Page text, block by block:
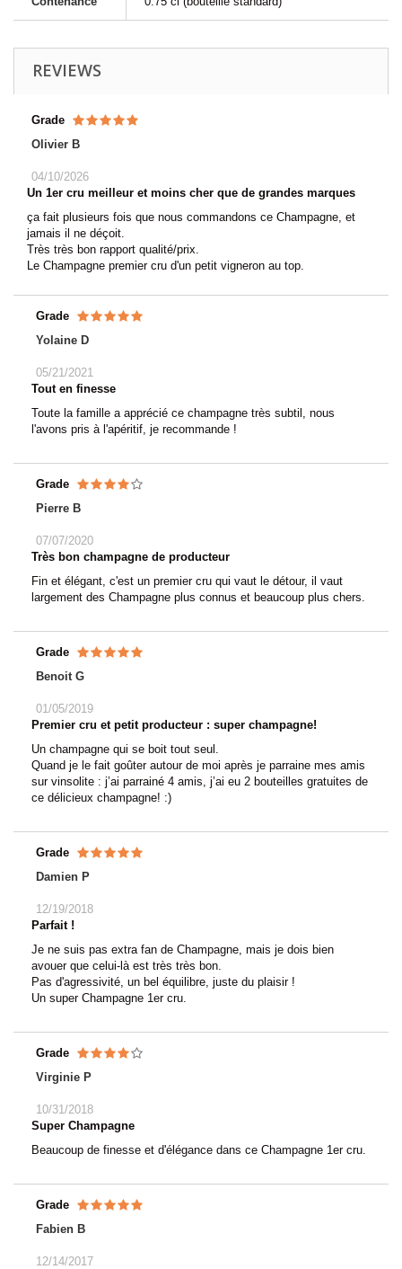
REVIEWS
Grade
Olivier B
04/10/2026
Un 1er cru meilleur et moins cher que de grandes marques
ça fait plusieurs fois que nous commandons ce Champagne, et
jamais il ne déçoit.
Très très bon rapport qualité/prix.
Le Champagne premier cru d'un petit vigneron au top.
Grade
Yolaine D
05/21/2021
Tout en finesse
Toute la famille a apprécié ce champagne très subtil, nous
l'avons pris à l'apéritif, je recommande !
Grade
Pierre B
07/07/2020
Très bon champagne de producteur
Fin et élégant, c'est un premier cru qui vaut le détour, il vaut
largement des Champagne plus connus et beaucoup plus chers.
Grade
Benoit G
01/05/2019
Premier cru et petit producteur : super champagne!
Un champagne qui se boit tout seul.
Quand je le fait goûter autour de moi après je parraine mes amis
sur vinsolite : j’ai parrainé 4 amis, j’ai eu 2 bouteilles gratuites de
ce délicieux champagne! :)
Grade
Damien P
12/19/2018
Parfait !
Je ne suis pas extra fan de Champagne, mais je dois bien
avouer que celui-là est très très bon.
Pas d'agressivité, un bel équilibre, juste du plaisir !
Un super Champagne 1er cru.
Grade
Virginie P
10/31/2018
Super Champagne
Beaucoup de finesse et d'élégance dans ce Champagne 1er cru.
Grade
Fabien B
12/14/2017